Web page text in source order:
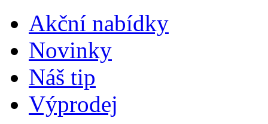
Akční nabídky
Novinky
Náš tip
Výprodej